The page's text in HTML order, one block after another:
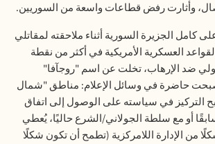
وأثارت رفض قطاعات واسعة من السوريين.
كامل الجزيرة السورية أثناء ملاحقته لمقاتلي
القواعد العسكرية الأمريكية في أكثر من نقطة
ضد الإرهاب، تخلت عن اسم "روجآفا"
حاضرة في وسائل الإعلام: مناطق "شمال
التركيز في سياسته على الوصول إلى اتفاق
أو مع سلطة الجولاني/الشرع حاليًا، يُعطي
من الإدارة اللامركزية (تطمح أن تكون شكلًا